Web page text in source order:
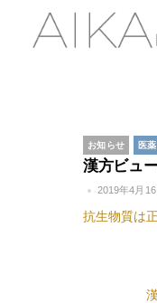
content
Menu
お知らせ 医
漢方ビュ
2019年4月16
抗生物質は